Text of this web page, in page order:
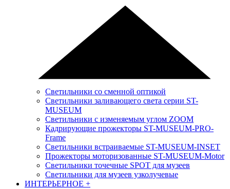
Светильники со сменной оптикой
Светильники заливающего света серии ST-
MUSEUM
Светильники с изменяемым углом ZOOM
Кадрирующие прожекторы ST-MUSEUM-PRO-
Frame
Светильники встраиваемые ST-MUSEUM-INSET
Прожекторы моторизованные ST-MUSEUM-Motor
Светильники точечные SPOT для музеев
Светильники для музеев узколучевые
ИНТЕРЬЕРНОЕ +